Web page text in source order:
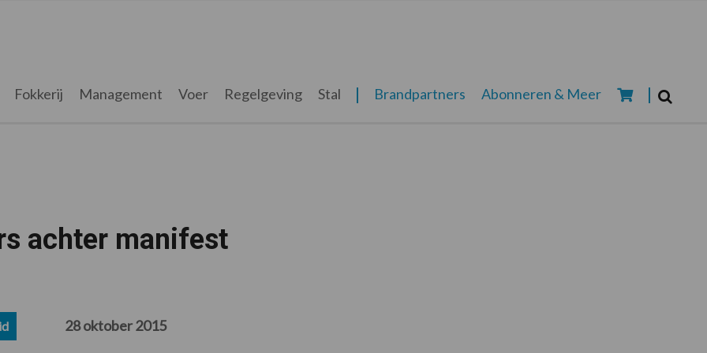
Fokkerij Management Voer Regelgeving Stal Brandpartners Abonneren & Meer
achter manifest
28 oktober 2015